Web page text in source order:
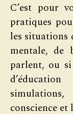
C’est pour
pratiques
les situations
mentale, de
parlent, ou si
conscience et